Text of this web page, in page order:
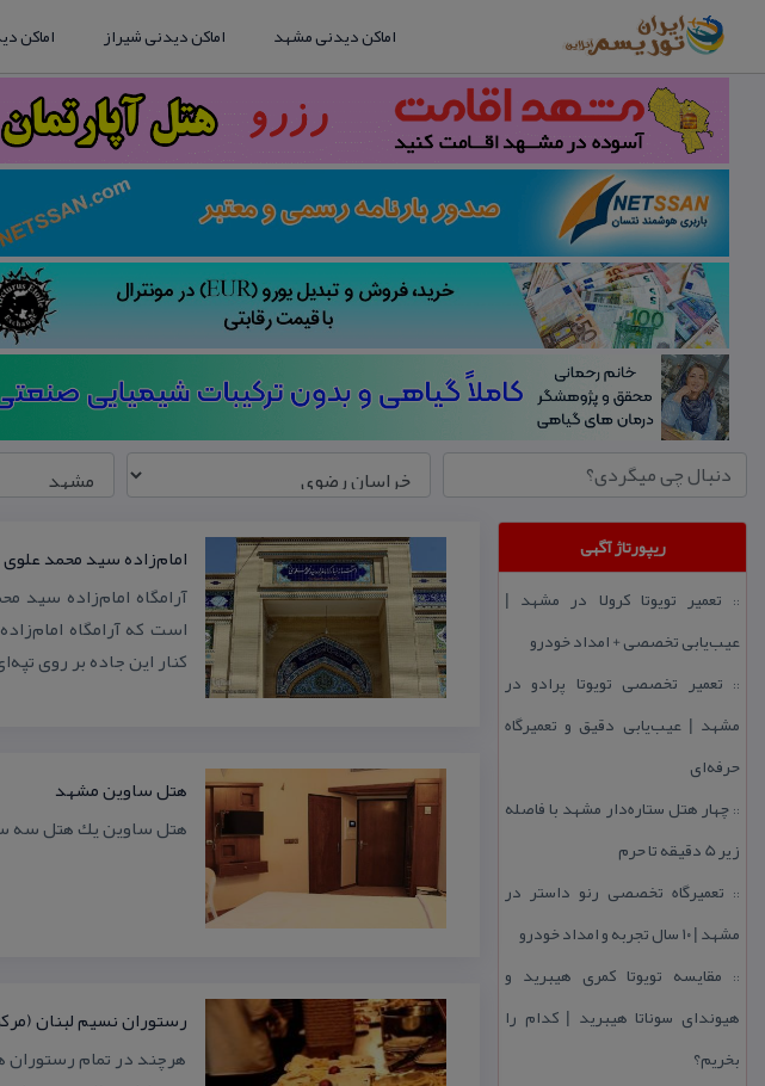
اماکن دیدنی مشهد اماکن دیدنی شیراز اماکن
ریپورتاژ آگهی
:: تعمیر تویوتا كرولا در مشهد |
عیب‌یابی تخصصی + امداد خودرو
:: تعمیر تخصصی تویوتا پرادو در
مشهد | عیب‌یابی دقیق و تعمیرگاه
حرفه‌ای
::چهار هتل‌ ستاره‌دار مشهد با فاصله
زیر 5 دقیقه تا حرم
:: تعمیرگاه تخصصی رنو داستر در
مشهد | ۱۰ سال تجربه و امداد خودرو
:: مقایسه تویوتا كمری هیبرید و
هیوندای سوناتا هیبرید | كدام را
بخریم؟
امام‌زاده سید محمد علوی
آرامگاه امام‌زاده سید
كنار این جاده بر روی
هتل ساوین مشهد
هتل ساوین یك هتل سه
رستوران نسیم لبنان
هرچند در تمام